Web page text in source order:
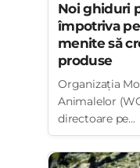
Noi ghiduri
împotriva
menite să
produse
Organizația
Animalelor
directoare pe...